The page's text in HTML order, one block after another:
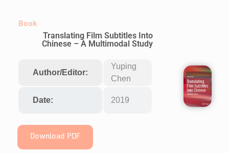
Book
Translating Film Subtitles Into
Chinese – A Multimodal Study
Author/Editor:
Yuping
Chen
Date: 2019
Download PDF